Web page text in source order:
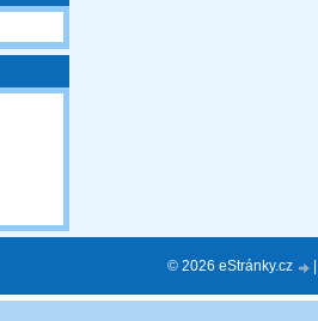
© 2026 eStránky.cz